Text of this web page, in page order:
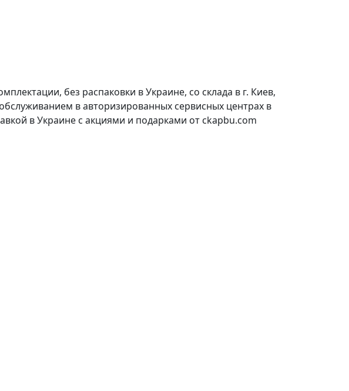
без распаковки в Украине, со склада в г. Киев,
в авторизированных сервисных центрах в
в Украине с акциями и подарками от ckapbu.com